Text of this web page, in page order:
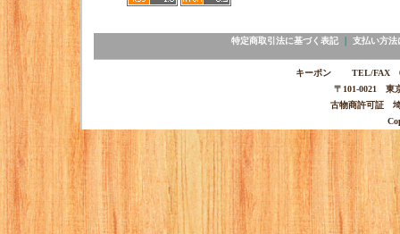
特定商取引法に基づく表記｜ 支払い方法
キーポン TEL/FAX
〒101-0021 東
古物商許可証